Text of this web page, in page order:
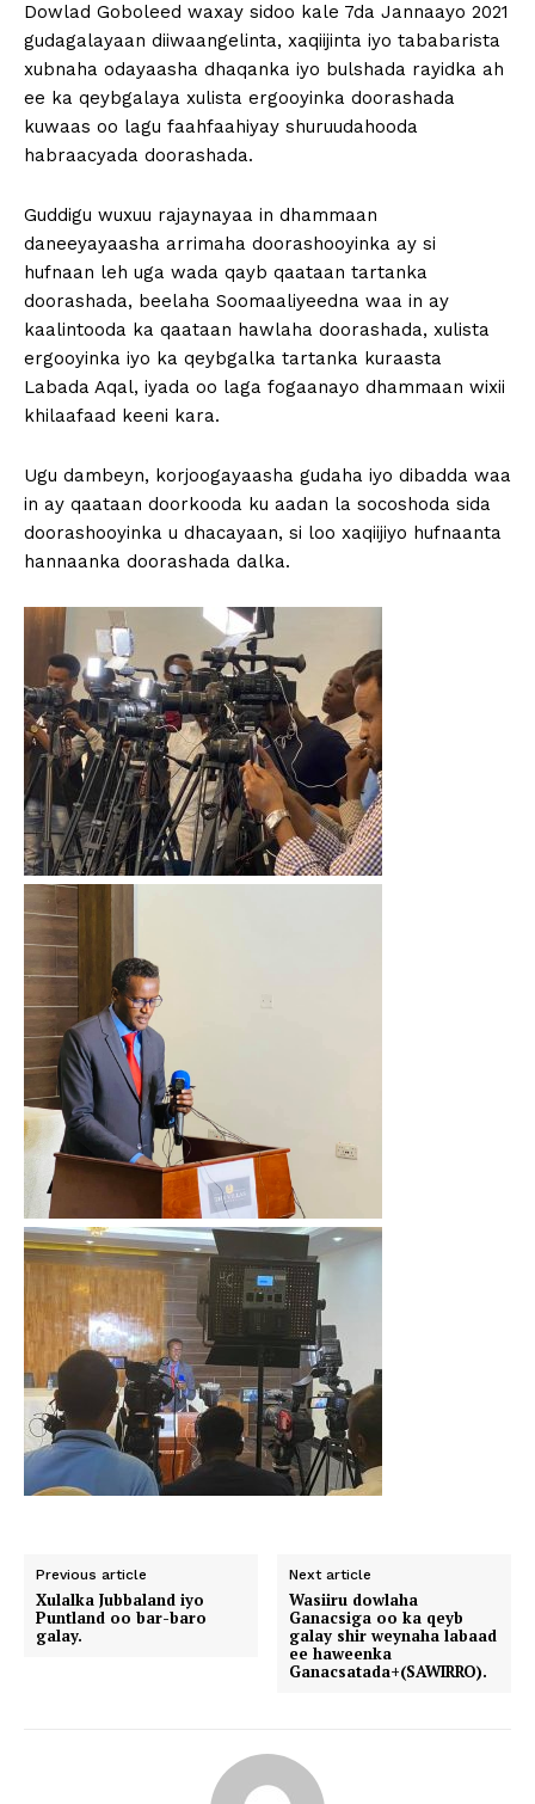
Dowlad Goboleed waxay sidoo kale 7da Jannaayo 2021
gudagalayaan diiwaangelinta, xaqiijinta iyo tababarista
xubnaha odayaasha dhaqanka iyo bulshada rayidka ah
ee ka qeybgalaya xulista ergooyinka doorashada
kuwaas oo lagu faahfaahiyay shuruudahooda
habraacyada doorashada.
Guddigu wuxuu rajaynayaa in dhammaan
daneeyayaasha arrimaha doorashooyinka ay si
hufnaan leh uga wada qayb qaataan tartanka
doorashada, beelaha Soomaaliyeedna waa in ay
kaalintooda ka qaataan hawlaha doorashada, xulista
ergooyinka iyo ka qeybgalka tartanka kuraasta
Labada Aqal, iyada oo laga fogaanayo dhammaan wixii
khilaafaad keeni kara.
Ugu dambeyn, korjoogayaasha gudaha iyo dibadda waa
in ay qaataan doorkooda ku aadan la socoshoda sida
doorashooyinka u dhacayaan, si loo xaqiijiyo hufnaanta
hannaanka doorashada dalka.
Previous article
Xulalka Jubbaland iyo
Puntland oo bar-baro
galay.
Next article
Wasiiru dowlaha
Ganacsiga oo ka qeyb
galay shir weynaha labaad
ee haweenka
Ganacsatada+(SAWIRRO).